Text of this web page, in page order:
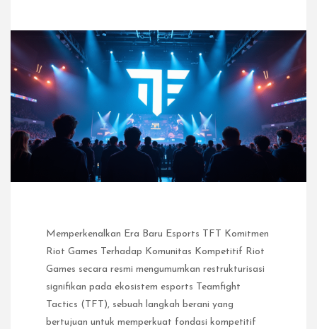
Memperkenalkan Era Baru Esports TFT Komitmen
Riot Games Terhadap Komunitas Kompetitif Riot
Games secara resmi mengumumkan restrukturisasi
signifikan pada ekosistem esports Teamfight
Tactics (TFT), sebuah langkah berani yang
bertujuan untuk memperkuat fondasi kompetitif